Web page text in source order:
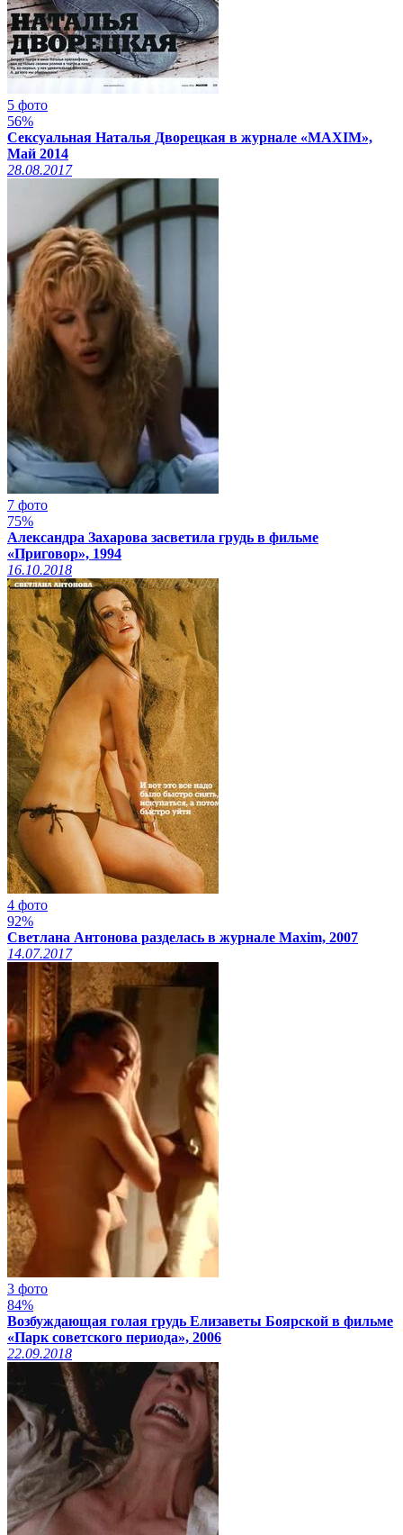
5 фото
56%
Сексуальная Наталья Дворецкая в журнале «MAXIM»,
Май 2014
28.08.2017
7 фото
75%
Александра Захарова засветила грудь в фильме
«Приговор», 1994
16.10.2018
4 фото
92%
Светлана Антонова разделась в журнале Maxim, 2007
14.07.2017
3 фото
84%
Возбуждающая голая грудь Елизаветы Боярской в фильме
«Парк советского периода», 2006
22.09.2018